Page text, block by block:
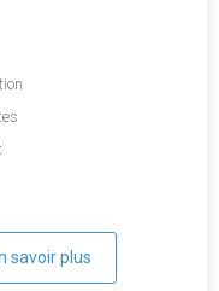
savoir plus